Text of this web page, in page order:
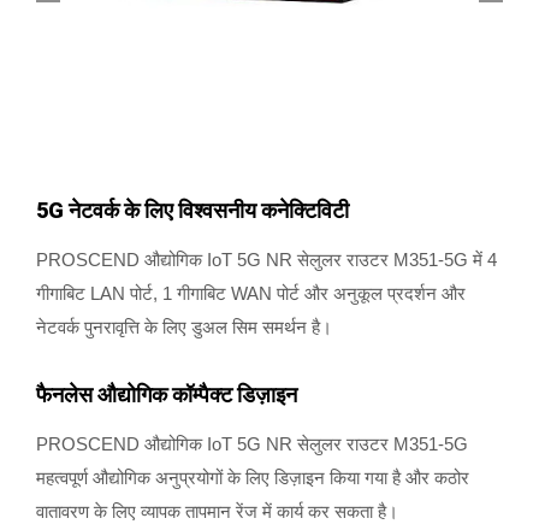
5G नेटवर्क के लिए विश्वसनीय कनेक्टिविटी
PROSCEND औद्योगिक IoT 5G NR सेलुलर राउटर M351-5G में 4
गीगाबिट LAN पोर्ट, 1 गीगाबिट WAN पोर्ट और अनुकूल प्रदर्शन और
नेटवर्क पुनरावृत्ति के लिए डुअल सिम समर्थन है।
फैनलेस औद्योगिक कॉम्पैक्ट डिज़ाइन
PROSCEND औद्योगिक IoT 5G NR सेलुलर राउटर M351-5G
महत्वपूर्ण औद्योगिक अनुप्रयोगों के लिए डिज़ाइन किया गया है और कठोर
वातावरण के लिए व्यापक तापमान रेंज में कार्य कर सकता है।